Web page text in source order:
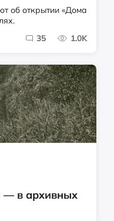
об открытии «Дома
35 1.0K
— в архивных